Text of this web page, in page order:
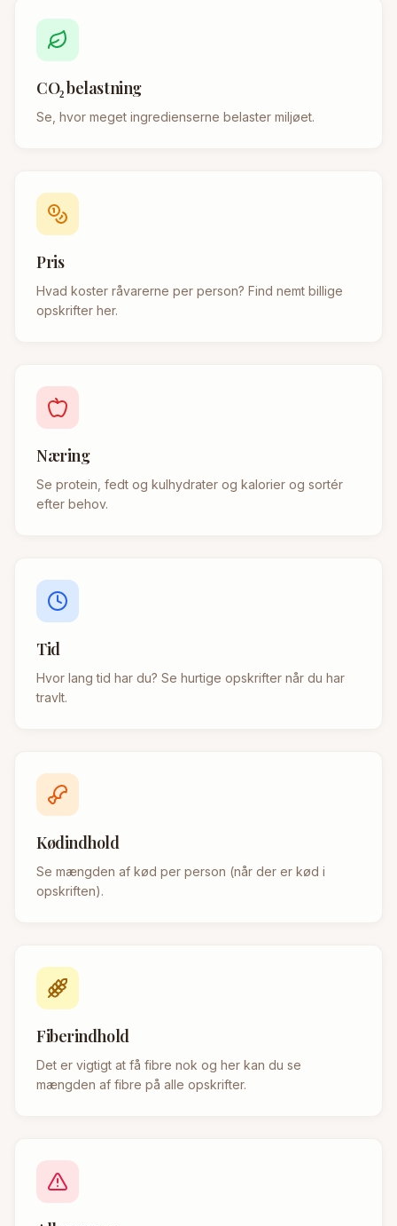
CO₂ belastning
Se, hvor meget ingredienserne belaster miljøet.
Pris
Hvad koster råvarerne per person? Find nemt billige
opskrifter her.
Næring
Se protein, fedt og kulhydrater og kalorier og sortér
efter behov.
Tid
Hvor lang tid har du? Se hurtige opskrifter når du har
travlt.
Kødindhold
Se mængden af kød per person (når der er kød i
opskriften).
Fiberindhold
Det er vigtigt at få fibre nok og her kan du se
mængden af fibre på alle opskrifter.